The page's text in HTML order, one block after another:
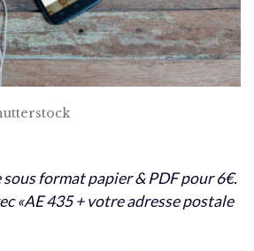
format papier & PDF pour 6€.
«AE 435 + votre adresse postale